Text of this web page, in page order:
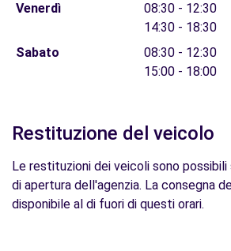
Venerdì
08:30 - 12:30
14:30 - 18:30
Sabato
08:30 - 12:30
15:00 - 18:00
Restituzione del veicolo
Le restituzioni dei veicoli sono
di apertura dell'agenzia. La consegna
disponibile al di fuori di questi orari.